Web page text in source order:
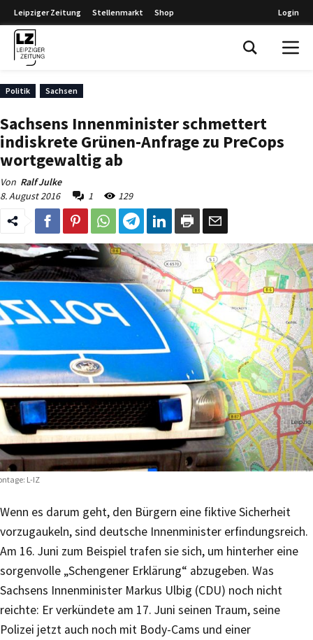
Leipziger Zeitung Stellenmarkt Shop Login
Politik Sachsen
Sachsens Innenminister schmettert
indiskrete Grünen-Anfrage zu PreCops
wortgewaltig ab
Von Ralf Julke
8. August 2016
1 129
L-IZ
Wenn es darum geht, den Bürgern eine fiktive Sicherheit
vorzugaukeln, sind deutsche Innenminister erfindungsreich.
Am 16. Juni zum Beispiel trafen sie sich, um hinterher eine
sorgenvolle „Schengener Erklärung“ abzugeben. Was
Sachsens Innenminister Markus Ulbig (CDU) noch nicht
reichte: Er verkündete am 17. Juni seinen Traum, seine
Polizei jetzt auch noch mit Body-Cams und einer